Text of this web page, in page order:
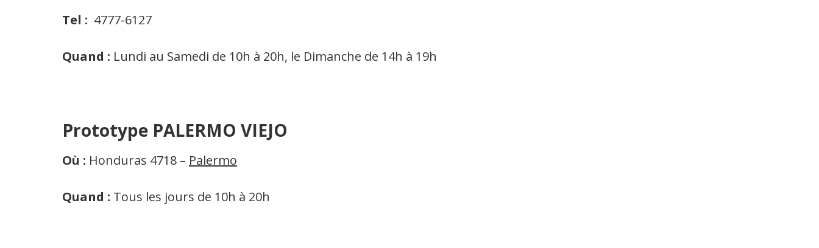
Tel : 4777-6127
Quand : Lundi au Samedi de 10h à 20h, le Dimanche de 14h à 19h
Prototype PALERMO VIEJO
Où : Honduras 4718 – Palermo
Quand : Tous les jours de 10h à 20h